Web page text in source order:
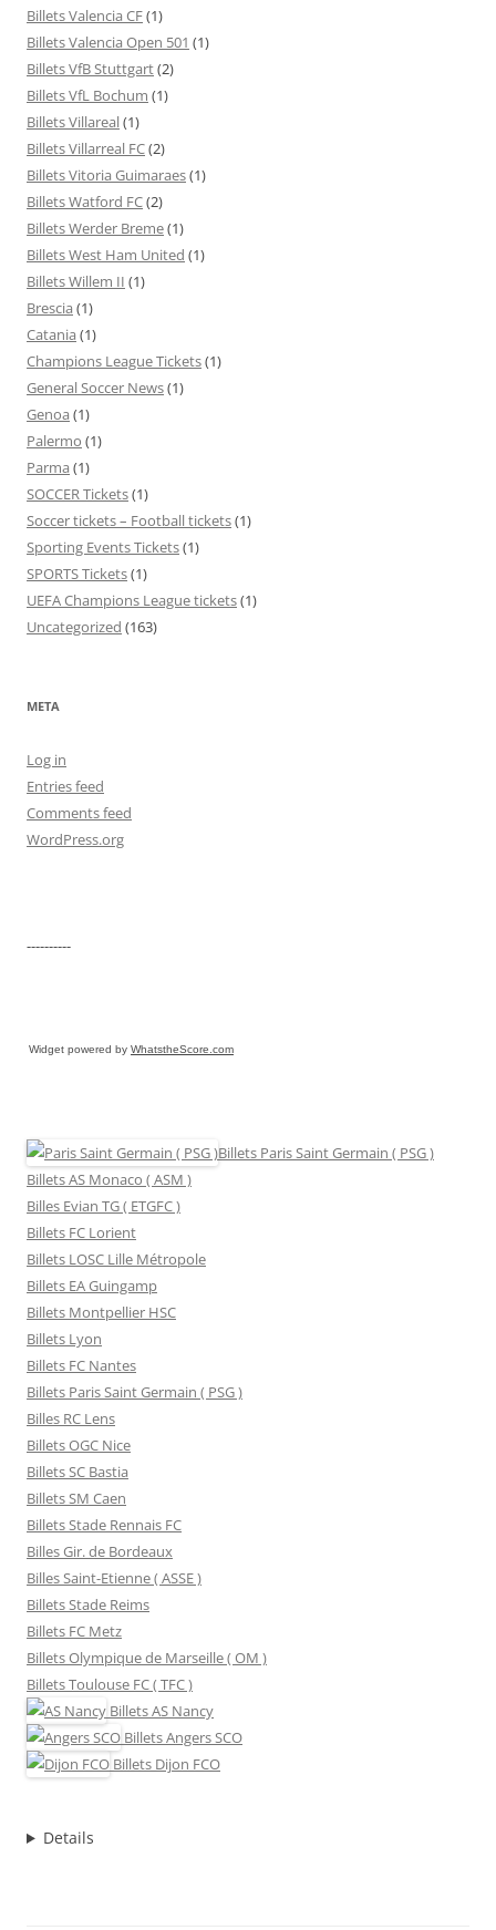
Billets Valencia CF(1)
Billets Valencia Open 501 (1)
Billets VfB Stuttgart(2)
Billets VfL Bochum (1)
Billets Villareal(1)
Billets Villarreal FC(2)
Billets Vitoria Guimaraes(1)
Billets Watford FC(2)
Billets Werder Breme(1)
Billets West Ham United (1)
Billets Willem II (1)
Brescia (1)
Catania (1)
Champions League Tickets(1)
General Soccer News(1)
Genoa (1)
Palermo (1)
Parma (1)
SOCCER Tickets(1)
Soccer tickets – Football tickets(1)
Sporting Events Tickets(1)
SPORTS Tickets(1)
UEFA Champions League tickets(1)
Uncategorized (163)
META
Log in
Entries feed
Comments feed
WordPress.org
----------
Widget powered by WhatstheScore.com
Billets Paris Saint Germain ( PSG )
Billets AS Monaco ( ASM )
Billes Evian TG ( ETGFC )
Billets FC Lorient
Billets LOSC Lille Métropole
Billets EA Guingamp
Billets Montpellier HSC
Billets Lyon
Billets FC Nantes
Billets Paris Saint Germain ( PSG )
Billes RC Lens
Billets OGC Nice
Billets SC Bastia
Billets SM Caen
Billets Stade Rennais FC
Billes Gir. de Bordeaux
Billes Saint-Etienne ( ASSE )
Billets Stade Reims
Billets FC Metz
Billets Olympique de Marseille ( OM )
Billets Toulouse FC ( TFC )
BilletsAS Nancy
BilletsAngers SCO
Billets Dijon FCO
Details